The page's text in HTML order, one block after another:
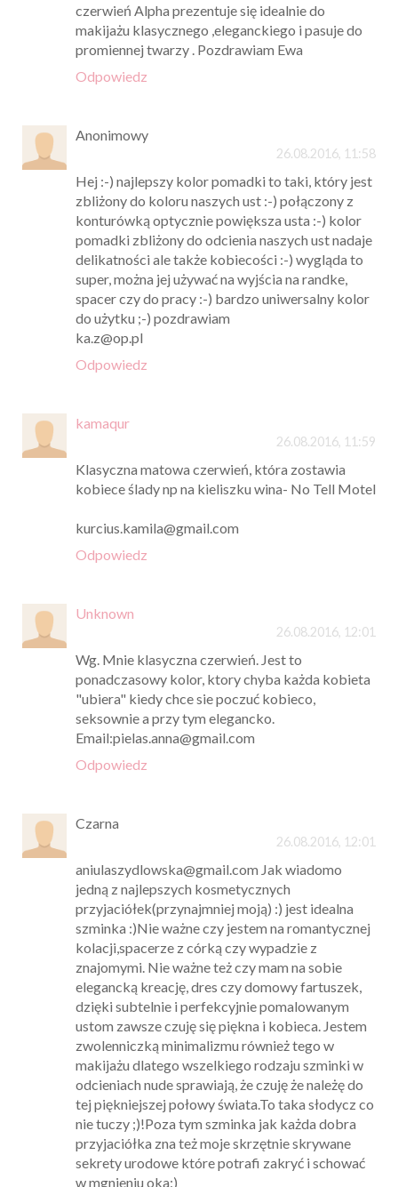
czerwień Alpha prezentuje się idealnie do
makijażu klasycznego ,eleganckiego i pasuje do
promiennej twarzy . Pozdrawiam Ewa
Odpowiedz
Anonimowy
26.08.2016, 11:58
Hej :-) najlepszy kolor pomadki to taki, który jest
zbliżony do koloru naszych ust :-) połączony z
konturówką optycznie powiększa usta :-) kolor
pomadki zbliżony do odcienia naszych ust nadaje
delikatności ale także kobiecości :-) wygląda to
super, można jej używać na wyjścia na randke,
spacer czy do pracy :-) bardzo uniwersalny kolor
do użytku ;-) pozdrawiam
ka.z@op.pl
Odpowiedz
kamaqur
26.08.2016, 11:59
Klasyczna matowa czerwień, która zostawia
kobiece ślady np na kieliszku wina- No Tell Motel
kurcius.kamila@gmail.com
Odpowiedz
Unknown
26.08.2016, 12:01
Wg. Mnie klasyczna czerwień. Jest to
ponadczasowy kolor, ktory chyba każda kobieta
"ubiera" kiedy chce sie poczuć kobieco,
seksownie a przy tym elegancko.
Email:pielas.anna@gmail.com
Odpowiedz
Czarna
26.08.2016, 12:01
aniulaszydlowska@gmail.com Jak wiadomo
jedną z najlepszych kosmetycznych
przyjaciółek(przynajmniej moją) :) jest idealna
szminka :)Nie ważne czy jestem na romantycznej
kolacji,spacerze z córką czy wypadzie z
znajomymi. Nie ważne też czy mam na sobie
elegancką kreację, dres czy domowy fartuszek,
dzięki subtelnie i perfekcyjnie pomalowanym
ustom zawsze czuję się piękna i kobieca. Jestem
zwolenniczką minimalizmu również tego w
makijażu dlatego wszelkiego rodzaju szminki w
odcieniach nude sprawiają, że czuję że należę do
tej piękniejszej połowy świata.To taka słodycz co
nie tuczy ;)!Poza tym szminka jak każda dobra
przyjaciółka zna też moje skrzętnie skrywane
sekrety urodowe które potrafi zakryć i schować
w mgnieniu oka:)